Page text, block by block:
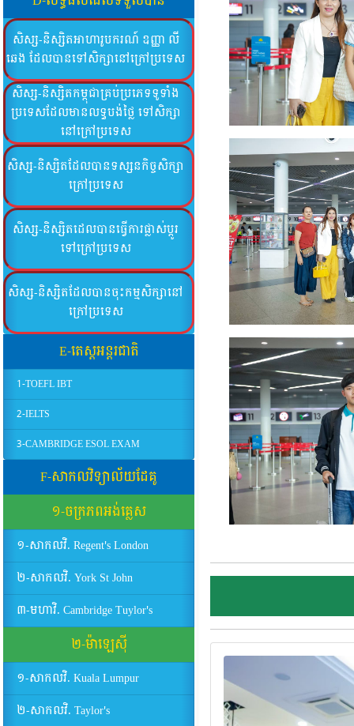
សិស្ស-និស្សិតអាហារូបករណ៍ ឧញ្ញា លី
ឆេង ដែលបានទៅសិក្សានៅក្រៅប្រទេស
សិស្ស-និស្សិតកម្ពុជាគ្រប់ប្រភេទទូទាំង
ប្រទេសដែលមានលទ្ធបង់ថ្លៃ ទៅសិក្សា
នៅក្រៅប្រទេស
សិស្ស-និស្សិតដែលបានទស្សនកិច្ចសិក្សា
ក្រៅប្រទេស
សិស្ស-និស្សិតដេលបានធ្វើការផ្លាស់ប្ដូរ
ទៅក្រៅប្រទេស
សិស្ស-និស្សិតដែលបានចុះកម្មសិក្សានៅ
ក្រៅប្រទេស
E-តេស្តអន្តរជាតិ
1-TOEFL IBT
2-IELTS
3-CAMBRIDGE ESOL EXAM
F-សាកលវិទ្យាល័យដែគូ
១-ចក្រភពអង់គ្លេស
១-សាកលវិ. Regent's London
២-សាកលវិ. York St John
៣-មហាវិ. Cambridge Tuylor's
២-ម៉ាឡេស៊ី
១-សាកលវិ. Kuala Lumpur
២-សាកលវិ. Taylor's